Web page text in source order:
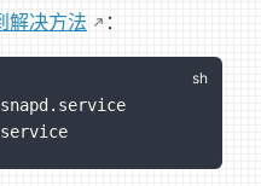
解决方法 ：